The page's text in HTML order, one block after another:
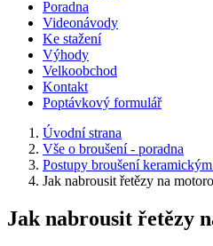
Poradna
Videonávody
Ke stažení
Výhody
Velkoobchod
Kontakt
Poptávkový formulář
Úvodní strana
Vše o broušení - poradna
Postupy broušení
Jak nabrousit řetězy na
Jak nabrousit řetězy